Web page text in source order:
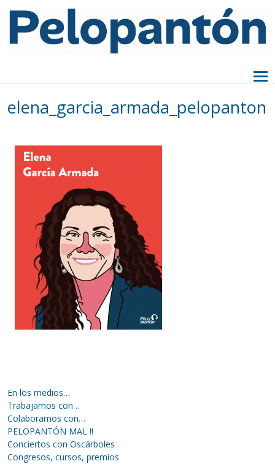
elena_garcia_armada_pelopanton
En los medios…
Trabajamos con…
Colaboramos con…
PELOPANTÓN MAL !!
Conciertos con Oscárboles
Congresos, cursos, premios